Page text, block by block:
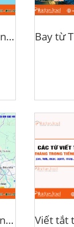
Từ tphcm đi Đà Lạt bao nhiêu km?
Từ TPHCM đi Núi Bà Đen bao nhiêu km